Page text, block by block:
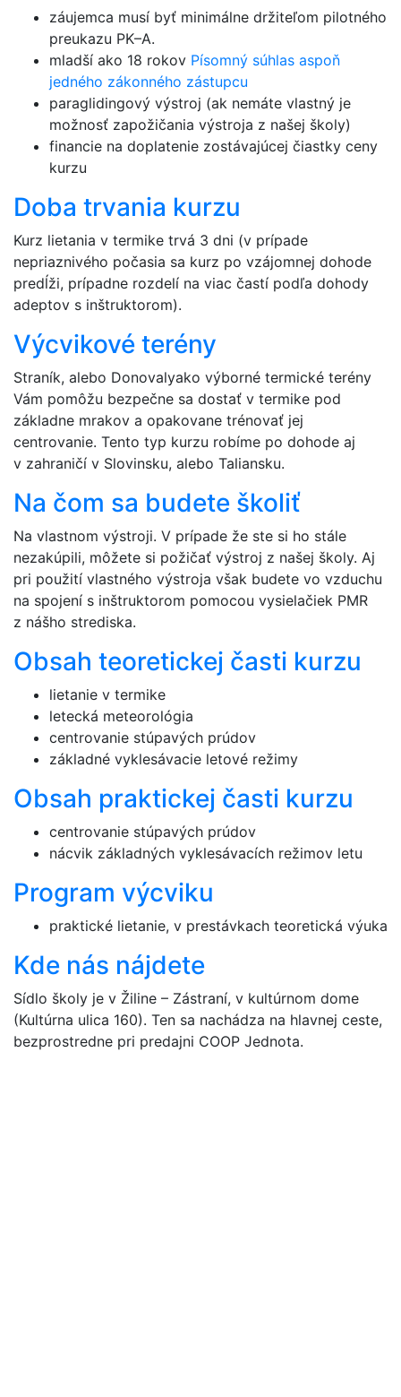
záujemca musí byť minimálne držiteľom pilotného
preukazu PK–A.
mladší ako 18 rokov Písomný súhlas aspoň
jedného zákonného zástupcu
paraglidingový výstroj (ak nemáte vlastný je
možnosť zapožičania výstroja z našej školy)
financie na doplatenie zostávajúcej čiastky ceny
kurzu
Doba trvania kurzu
Kurz lietania v termike trvá 3 dni (v prípade
nepriaznivého počasia sa kurz po vzájomnej dohode
predĺži, prípadne rozdelí na viac častí podľa dohody
adeptov s inštruktorom).
Výcvikové terény
Straník, alebo Donovalyako výborné termické terény
Vám pomôžu bezpečne sa dostať v termike pod
základne mrakov a opakovane trénovať jej
centrovanie. Tento typ kurzu robíme po dohode aj
v zahraničí v Slovinsku, alebo Taliansku.
Na čom sa budete školiť
Na vlastnom výstroji. V prípade že ste si ho stále
nezakúpili, môžete si požičať výstroj z našej školy. Aj
pri použití vlastného výstroja však budete vo vzduchu
na spojení s inštruktorom pomocou vysielačiek PMR
z nášho strediska.
Obsah teoretickej časti kurzu
lietanie v termike
letecká meteorológia
centrovanie stúpavých prúdov
základné vyklesávacie letové režimy
Obsah praktickej časti kurzu
centrovanie stúpavých prúdov
nácvik základných vyklesávacích režimov letu
Program výcviku
praktické lietanie, v prestávkach teoretická výuka
Kde nás nájdete
Sídlo školy je v Žiline – Zástraní, v kultúrnom dome
(Kultúrna ulica 160). Ten sa nachádza na hlavnej ceste,
bezprostredne pri predajni COOP Jednota.